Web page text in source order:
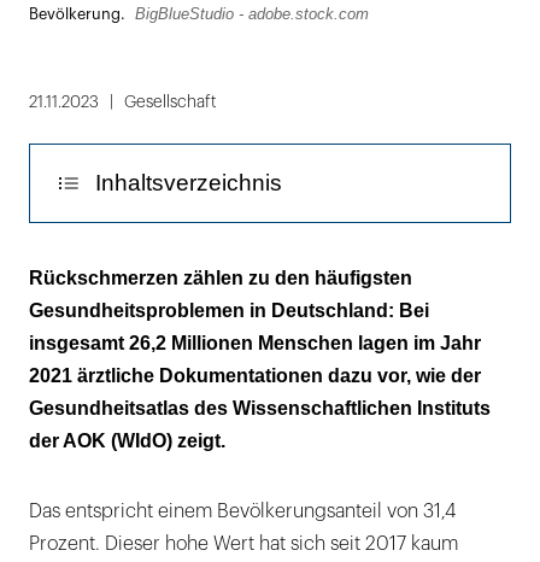
Bevölkerung.
BigBlueStudio - adobe.stock.com
21.11.2023 Gesellschaft
Inhaltsverzeichnis
Primär wirkt nur körperliche Aktivität
Rückschmerzen zählen zu den häufigsten
Gesundheitsproblemen in Deutschland: Bei
insgesamt 26,2 Millionen Menschen lagen im Jahr
2021 ärztliche Dokumentationen dazu vor, wie der
Gesundheitsatlas des Wissenschaftlichen Instituts
der AOK (WIdO) zeigt.
Das entspricht einem Bevölkerungsanteil von 31,4
Prozent. Dieser hohe Wert hat sich seit 2017 kaum